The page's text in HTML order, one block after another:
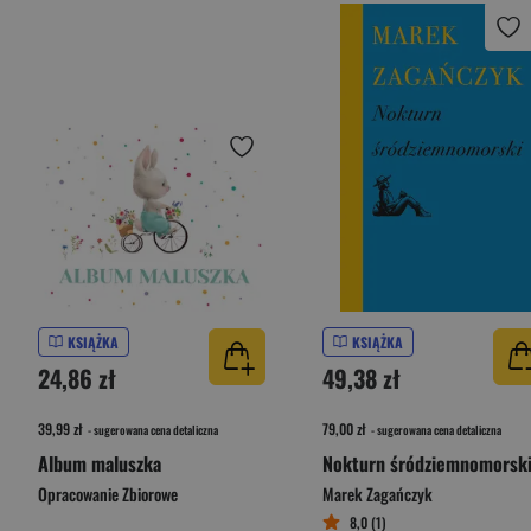
KSIĄŻKA
24,86 zł
39,99 zł - sugerowana cena detaliczna
Album maluszka
Opracowanie Zbiorowe
KSIĄŻKA
49,38 zł
79,00 zł - sugerowana cena detaliczna
Nokturn śródziemnomorski
Marek Zagańczyk
8,0 (1)